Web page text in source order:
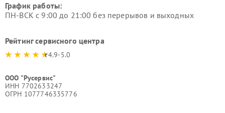
График работы:
ПН-ВСК с 9:00 до 21:00 без перерывов и выходных
Рейтинг сервисного центра
4.9-5.0
ООО "Русервис"
ИНН 7702633247
ОГРН 1077746335776